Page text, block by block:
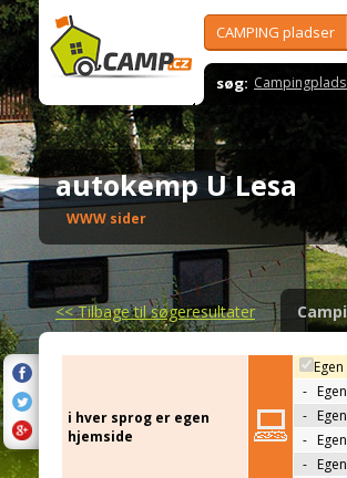
CAMPING pladser
søg:
autokemp U Lesa
WWW sider
<<Tilbage til søgeresultater
i hver sprog er egen
hjemside
-
-
-
-